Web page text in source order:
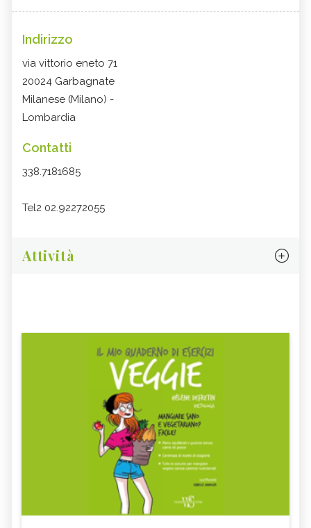
Indirizzo
via vittorio eneto 71
20024 Garbagnate
Milanese (Milano) -
Lombardia
Contatti
338.7181685
Tel2 02.92272055
Attività